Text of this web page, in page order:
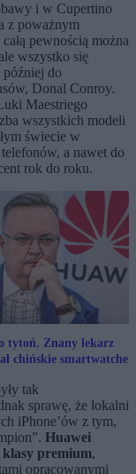
i w Cupertino
z poważnym
pewnością można
wszystko się
później do
Donal Conroy.
Maestriego
wszystkich modeli
świecie w
a nawet do
rok do roku.
tytoń. Znany lekarz
chińskie smartwatche
tak
sprawę, że lokalni
iPhone’ów z tym,
Huawei
klasy premium,
opracowanymi